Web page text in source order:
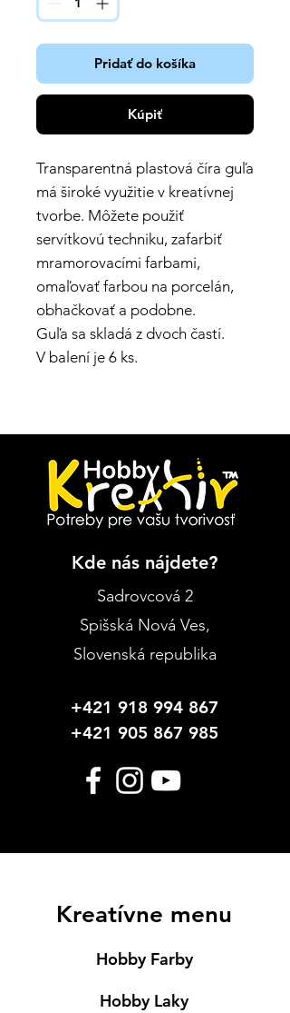
Pridať do košíka
Kúpiť
Transparentná plastová číra guľa
má široké využitie v kreatívnej
tvorbe. Môžete použiť
servítkovú techniku, zafarbiť
mramorovacími farbami,
omaľovať farbou na porcelán,
obhačkovať a podobne.
Guľa sa skladá z dvoch častí.
V balení je 6 ks.
Kde nás nájdete?
Sadrovcová 2
Spišská Nová Ves,
Slovenská republika
+421 918 994 867
+421 905 867 985
Kreatívne menu
Hobby Farby
Hobby Laky